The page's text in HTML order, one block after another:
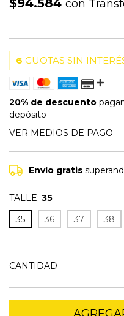
$94.584 con
6 CUOTAS SIN
20% de descuento
depósito
VER MEDIOS DE PAGO
Envío gratis
TALLE: 35
35
36 37 38
CANTIDAD